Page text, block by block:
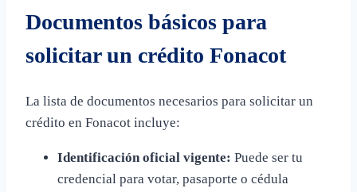
Documentos básicos para
solicitar un crédito Fonacot
La lista de documentos necesarios para solicitar un
crédito en Fonacot incluye:
Identificación oficial vigente: Puede ser tu
credencial para votar, pasaporte o cédula